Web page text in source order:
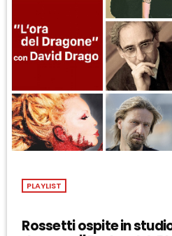
PLAYLIST
Rossetti ospite in